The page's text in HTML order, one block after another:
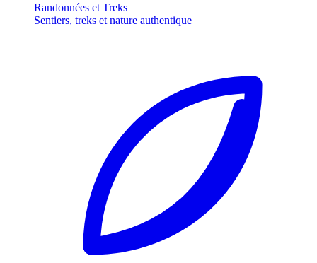
Randonnées et Treks
Sentiers, treks et nature authentique